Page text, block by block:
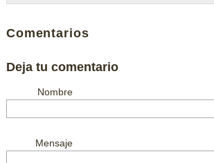
Comentarios
Deja tu comentario
Nombre
Mensaje